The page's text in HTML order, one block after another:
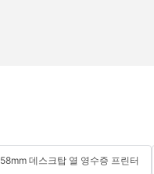
58mm 데스크탑 열 영수증 프린터